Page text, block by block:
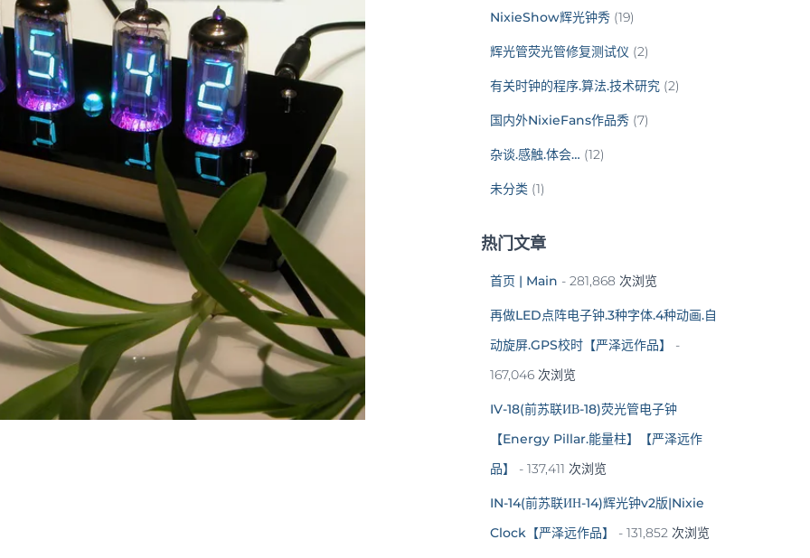
NixieShow辉光钟秀(19)
辉光管荧光管修复测试仪 (2)
有关时钟的程序.算法.技术研究(2)
国内外NixieFans作品秀(7)
杂谈.感触.体会… (12)
未分类(1)
热门文章
首页 | Main - 281,868 次浏览
再做LED点阵电子钟.3种字体.4种动画.自
动旋屏.GPS校时【严泽远作品】
-
167,046 次浏览
IV-18(前苏联ИВ-18)荧光管电子钟
【Energy Pillar.能量柱】【严泽远作
品】
- 137,411 次浏览
IN-14(前苏联ИН-14)辉光钟v2版|Nixie
Clock【严泽远作品】
- 131,852 次浏览